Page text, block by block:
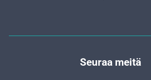
Seuraa meitä